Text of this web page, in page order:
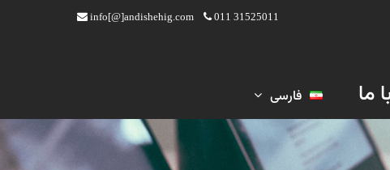
011 31525011
info[@]andishehig.com
فارسی ما